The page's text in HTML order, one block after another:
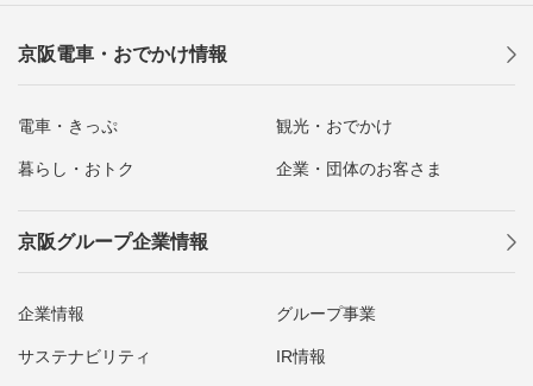
京阪電車・おでかけ情報
電車・きっぷ 観光・おでかけ
暮らし・おトク 企業・団体のお客さま
京阪グループ企業情報
企業情報 グループ事業
サステナビリティ IR情報